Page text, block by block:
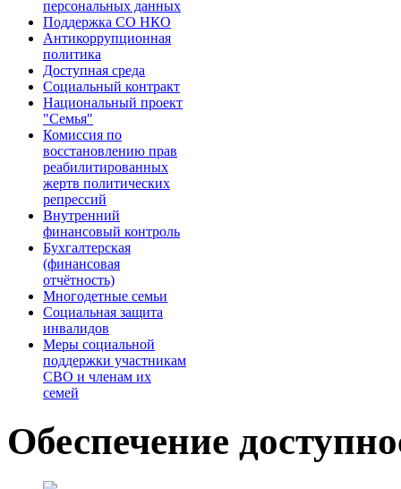
персональных данных
Поддержка СО НКО
Антикоррупционная
политика
Доступная среда
Социальный контракт
Национальный проект
"Семья"
Комиссия по
восстановлению прав
реабилитированных
жертв политических
репрессий
Внутренний
финансовый контроль
Бухгалтерская
(финансовая
отчётность)
Многодетные семьи
Cоциальная защита
инвалидов
Меры социальной
поддержки участникам
СВО и членам их
семей
Обеспечение